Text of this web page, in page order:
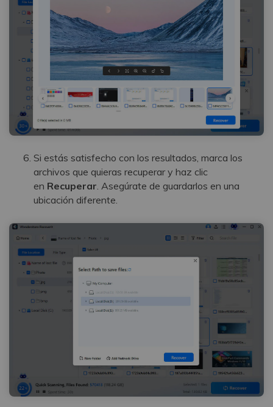
󠀰Si estás satisfecho con los resultados, marca los
archivos que quieras recuperar y haz clic
en Recuperar.󠀲󠀡󠀡󠀥󠀨󠀧󠀣󠀡󠀨󠀳󠀰 Asegúrate de guardarlos en una
ubicación diferente.